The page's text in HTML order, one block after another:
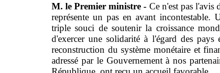
M. le Premier ministre - Ce n'est pas l'avis
représente un pas en avant
triple souci de soutenir la croissance
d'exercer une solidarité à l'égard des pays
reconstruction du système monétaire et
adressé par le Gouvernement à nos